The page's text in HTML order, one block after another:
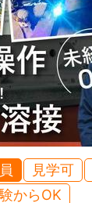
見学可
からOK